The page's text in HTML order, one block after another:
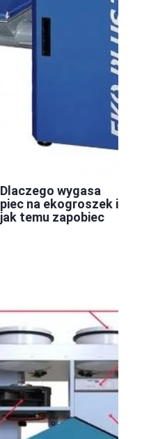
Dlaczego wygasa
piec na ekogroszek i
jak temu zapobiec